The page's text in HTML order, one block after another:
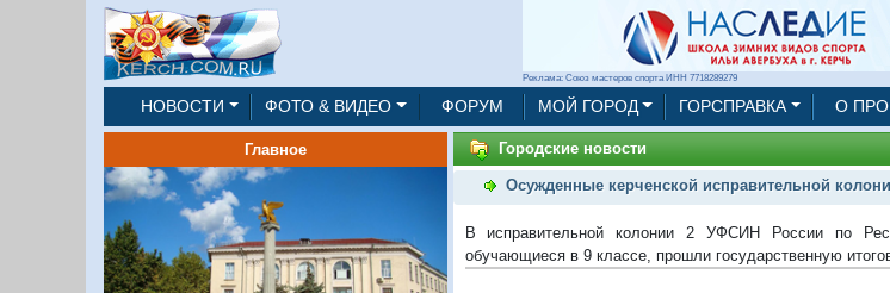
Реклама: Союз мастеров спорта ИНН 7718289279
НОВОСТИ ФОТО & ВИДЕО ФОРУМ МОЙ ГОРОД ГОРСПРАВКА О
Главное Городские новости
Осужденные керченской исправительной
В исправительной колонии 2 УФСИН России по
обучающиеся в 9 классе, прошли государственную